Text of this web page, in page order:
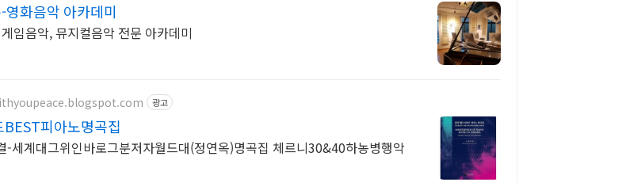
영화음악 아카데미
임음악, 뮤지컬음악 전문 아카데미
광고
BEST피아노명곡집
-세계대그위인바로그분저자월드대(정연옥)명곡집 체르니30&40하농병행악